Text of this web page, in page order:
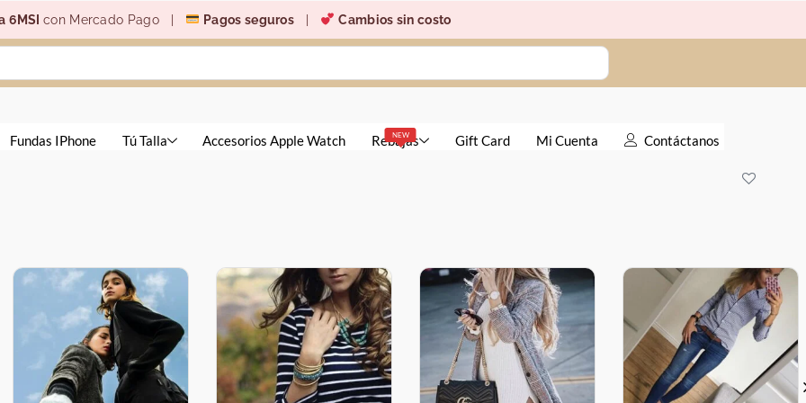
6MSIcon Mercado Pago | Pagos seguros Cambios sin costo
Fundas IPhone Tú Talla Accesorios Apple Watch NEW
Rebajas Gift Card Mi Cuenta Contáctanos